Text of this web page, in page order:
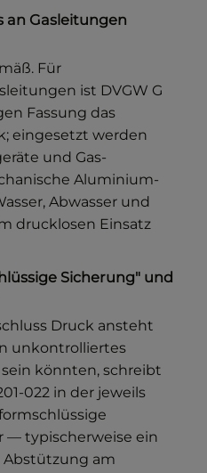
an Gasleitungen
Für
ist DVGW G
Fassung das
eingesetzt werden
und Gas-
Aluminium-
Abwasser und
drucklosen Einsatz
Sicherung" und
Druck ansteht
unkontrolliertes
könnten, schreibt
022 in der jeweils
— typischerweise ein
Abstützung am